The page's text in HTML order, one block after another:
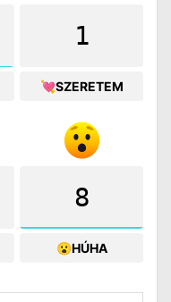
1
💘SZERETEM
8
😮HÚHA